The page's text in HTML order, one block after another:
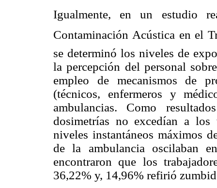
Igualmente, en un estudio
Contaminación Acústica en el
se determinó los niveles de
la percepción del personal
empleo de mecanismos de
(técnicos, enfermeros y
ambulancias. Como
dosimetrías no excedían a
niveles instantáneos máximos
de la ambulancia oscilaban
encontraron que los
36,22% y, 14,96% refirió